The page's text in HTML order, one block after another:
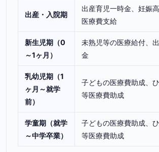
出産・入院期
出産育児一時金、妊娠
医療費支給
新生児期（0
～1ヶ月）
未熟児等の医療給付、
金
乳幼児期（1
ヶ月～就学
前）
子どもの医療費助成、
等医療費助成
学童期（就学
～中学卒業）
子どもの医療費助成、
等医療費助成